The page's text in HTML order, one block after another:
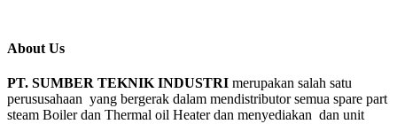
About Us
PT. SUMBER TEKNIK INDUSTRI merupakan salah satu
perususahaan yang bergerak dalam mendistributor semua spare part
steam Boiler dan Thermal oil Heater dan menyediakan dan unit